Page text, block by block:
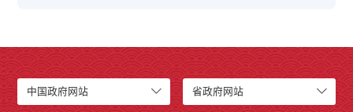
中国政府网站 省政府网站